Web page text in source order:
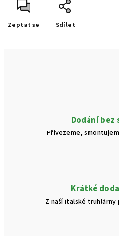
Zeptat se Sdílet
Dodání
Přivezeme,
Krátké
Z naší italské truhlárny